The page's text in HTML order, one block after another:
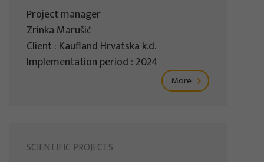
Project manager
Zrinka Marušić
Client : Kaufland Hrvatska k.d.
Implementation period : 2024
More
SCIENTIFIC PROJECTS